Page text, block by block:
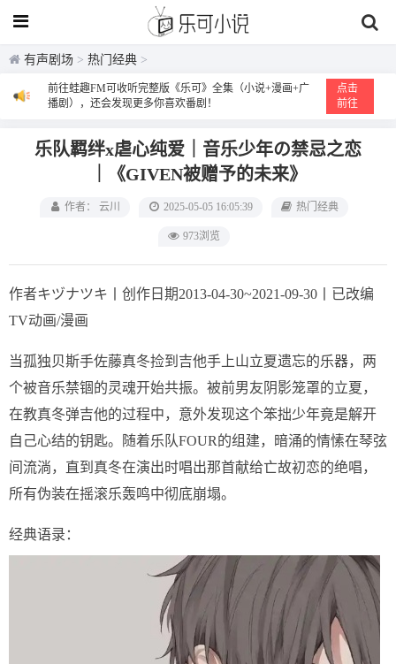
有声剧场 > 热门经典 >
前往蛙趣FM可收听完整版《乐可》全集（小说+漫画+广
播剧），还会发现更多你喜欢番剧！
点击
前往
乐队羁绊x虐心纯爱｜音乐少年の禁忌之恋
｜《GIVEN被赠予的未来》
作者： 云川 2025-05-05 16:05:39 热门经典
973浏览
作者キヅナツキ丨创作日期2013-04-30~2021-09-30丨已改编
TV动画/漫画
当孤独贝斯手佐藤真冬捡到吉他手上山立夏遗忘的乐器，两
个被音乐禁锢的灵魂开始共振。被前男友阴影笼罩的立夏，
在教真冬弹吉他的过程中，意外发现这个笨拙少年竟是解开
自己心结的钥匙。随着乐队FOUR的组建，暗涌的情愫在琴弦
间流淌，直到真冬在演出时唱出那首献给亡故初恋的绝唱，
所有伪装在摇滚乐轰鸣中彻底崩塌。
经典语录：